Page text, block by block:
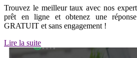
Trouvez le meilleur taux avec nos
prêt en ligne et obtenez une
GRATUIT et sans engagement !
Lire la suite